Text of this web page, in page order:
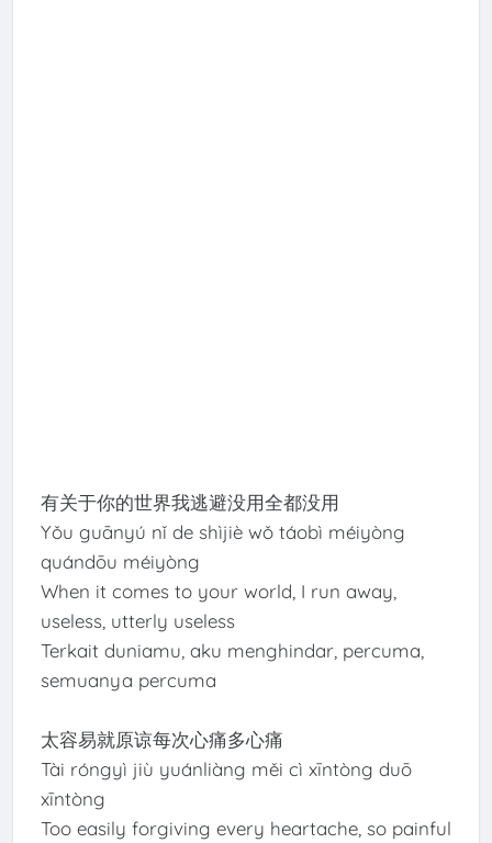
有关于你的世界我逃避没用全都没用
Yǒu guānyú nǐ de shìjiè wǒ táobì méiyòng
quándōu méiyòng
When it comes to your world, I run away,
useless, utterly useless
Terkait duniamu, aku menghindar, percuma,
semuanya percuma
太容易就原谅每次心痛多心痛
Tài róngyì jiù yuánliàng měi cì xīntòng duō
xīntòng
Too easily forgiving every heartache, so painful